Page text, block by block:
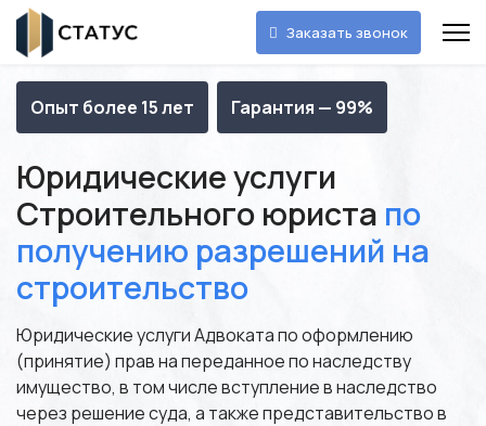
Заказать звонок
Опыт более 15 лет Гарантия — 99%
Юридические услуги
Строительного юриста по
получению разрешений на
строительство
Юридические услуги Адвоката по оформлению
(принятие) прав на переданное по наследству
имущество, в том числе вступление в наследство
через решение суда, а также представительство в